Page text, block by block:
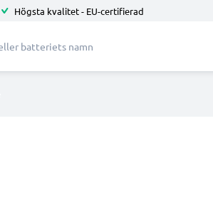
Högsta kvalitet - EU-certifierad